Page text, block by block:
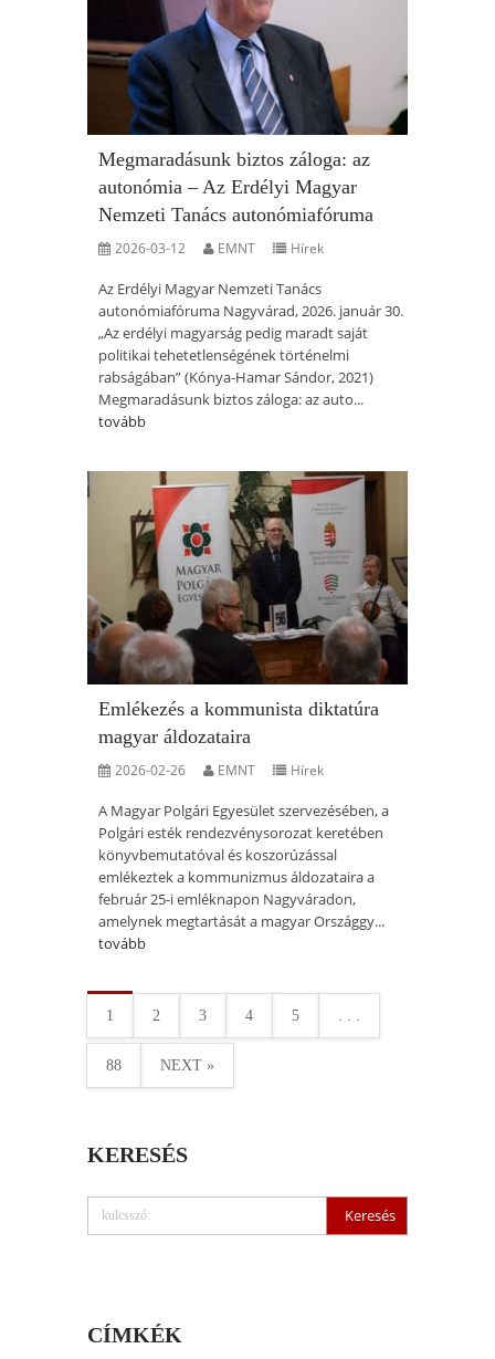
Megmaradásunk biztos záloga: az
autonómia – Az Erdélyi Magyar
Nemzeti Tanács autonómiafóruma
2026-03-12 EMNT Hírek
Az Erdélyi Magyar Nemzeti Tanács
autonómiafóruma Nagyvárad, 2026. január 30.
„Az erdélyi magyarság pedig maradt saját
politikai tehetetlenségének történelmi
rabságában” (Kónya-Hamar Sándor, 2021)
Megmaradásunk biztos záloga: az auto...
tovább
Emlékezés a kommunista diktatúra
magyar áldozataira
2026-02-26 EMNT Hírek
A Magyar Polgári Egyesület szervezésében, a
Polgári esték rendezvénysorozat keretében
könyvbemutatóval és koszorúzással
emlékeztek a kommunizmus áldozataira a
február 25-i emléknapon Nagyváradon,
amelynek megtartását a magyar Országgy...
tovább
1 2 3 4 5 . . .
88 NEXT »
KERESÉS
CÍMKÉK